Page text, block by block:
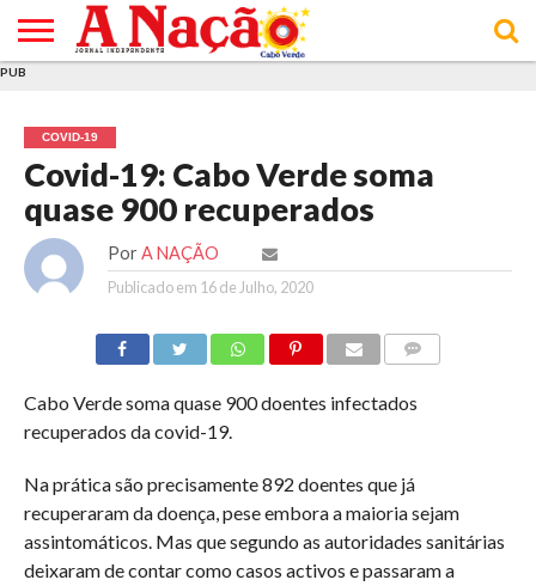
E DE
COOKIES
DE
UTILIZAÇÃO
PUB
COVID-19
Covid-19: Cabo Verde soma
quase 900 recuperados
Por A NAÇÃO
Publicado em 16 de Julho, 2020
Cabo Verde soma quase 900 doentes infectados
recuperados da covid-19.
Na prática são precisamente 892 doentes que já
recuperaram da doença, pese embora a maioria sejam
assintomáticos. Mas que segundo as autoridades sanitárias
deixaram de contar como casos activos e passaram a